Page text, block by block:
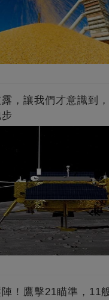
，讓我們才意識到
！鷹擊21瞄準，11